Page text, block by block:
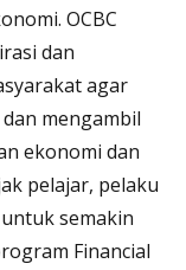
OCBC
dan
agar
mengambil
ekonomi dan
pelajar, pelaku
semakin
Financial